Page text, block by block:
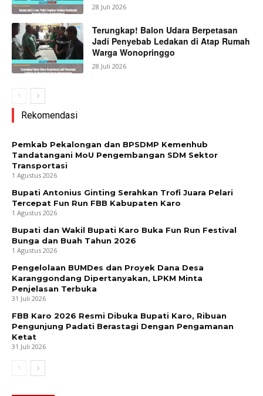
28 Juli 2026
Terungkap! Balon Udara Berpetasan
Jadi Penyebab Ledakan di Atap Rumah
Warga Wonopringgo
28 Juli 2026
Rekomendasi
Pemkab Pekalongan dan BPSDMP Kemenhub
Tandatangani MoU Pengembangan SDM Sektor
Transportasi
1 Agustus 2026
Bupati Antonius Ginting Serahkan Trofi Juara Pelari
Tercepat Fun Run FBB Kabupaten Karo
1 Agustus 2026
Bupati dan Wakil Bupati Karo Buka Fun Run Festival
Bunga dan Buah Tahun 2026
1 Agustus 2026
Pengelolaan BUMDes dan Proyek Dana Desa
Karanggondang Dipertanyakan, LPKM Minta
Penjelasan Terbuka
31 Juli 2026
FBB Karo 2026 Resmi Dibuka Bupati Karo, Ribuan
Pengunjung Padati Berastagi Dengan Pengamanan
Ketat
31 Juli 2026